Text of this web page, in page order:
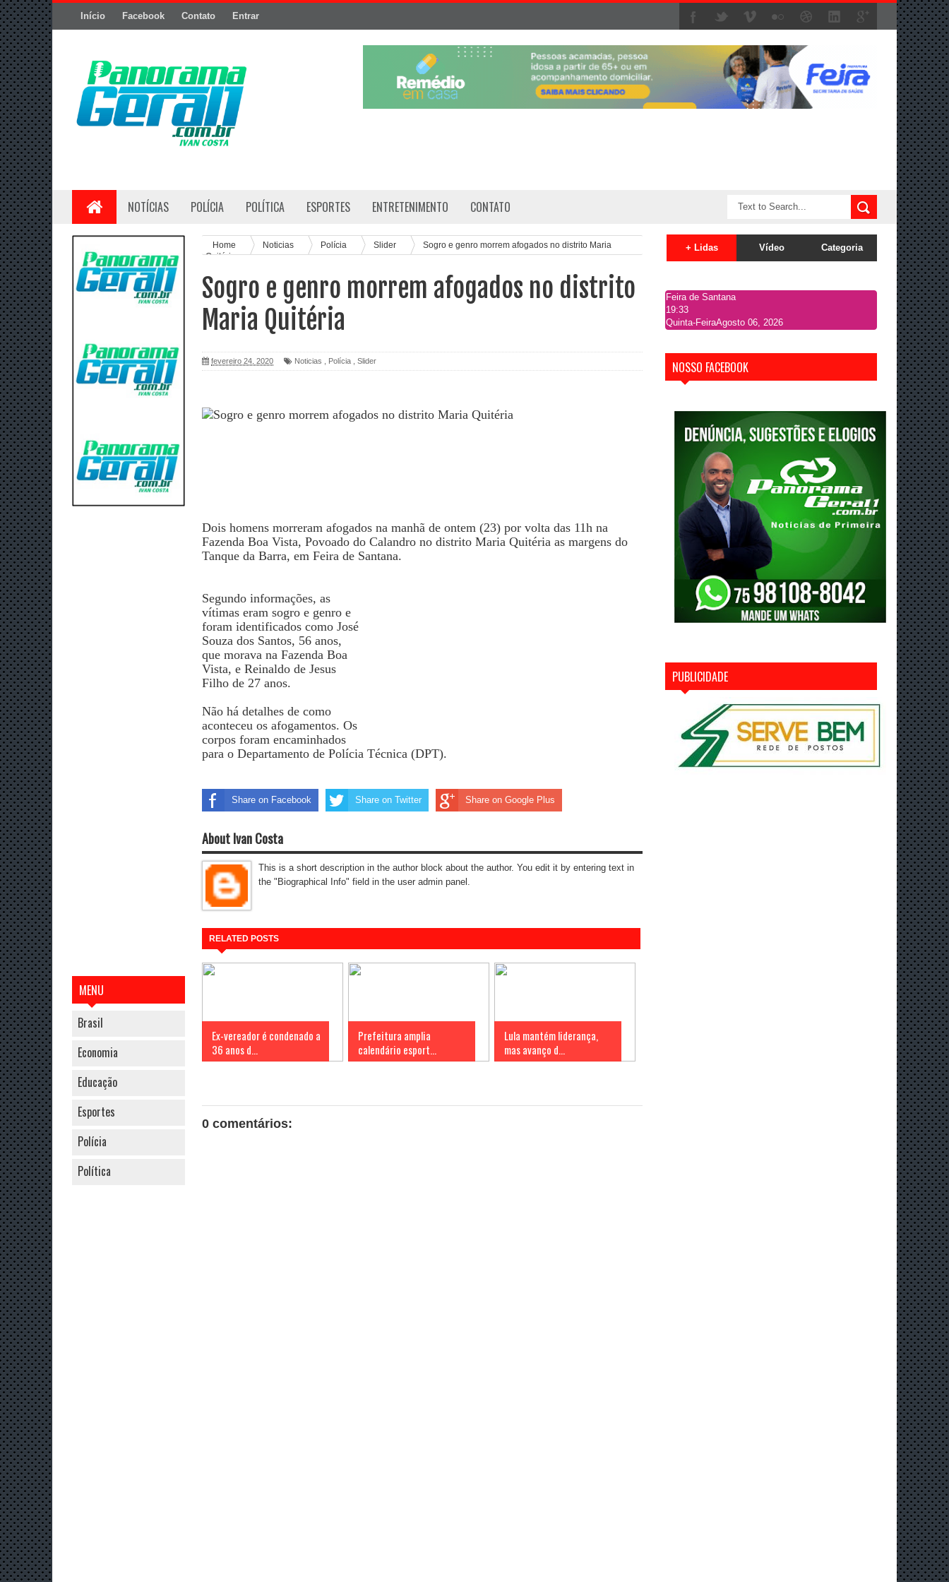
Início Facebook Contato Entrar
NOTÍCIAS POLÍCIA POLÍTICA ESPORTES ENTRETENIMENTO CONTATO
MENU
Brasil
Economia
Educação
Esportes
Polícia
Política
Home Noticias Polícia Slider
Sogro e genro morrem afogados no distrito Maria
Quitéria
Sogro e genro morrem afogados no distrito
Maria Quitéria
fevereiro 24, 2020 Noticias Polícia Slider
Dois homens morreram afogados na manhã de ontem (23) por volta das 11h na
Fazenda Boa Vista, Povoado do Calandro no distrito Maria Quitéria as margens do
Tanque da Barra, em Feira de Santana.
Segundo informações, as
vítimas eram sogro e genro e
foram identificados como José
Souza dos Santos, 56 anos,
que morava na Fazenda Boa
Vista, e Reinaldo de Jesus
Filho de 27 anos.
Não há detalhes de como
aconteceu os afogamentos. Os
corpos foram encaminhados
para o Departamento de Polícia Técnica (DPT).
Share on Facebook Share on Twitter Share on Google Plus
About Ivan Costa
This is a short description in the author block about the author. You edit it by entering text in
the "Biographical Info" field in the user admin panel.
RELATED POSTS
Ex-vereador é condenado a
36 anos d...
Prefeitura amplia
calendário esport...
Lula mantém liderança,
mas avanço d...
0 comentários:
+ Lidas Vídeo Categoria
Feira de Santana
19:33
Quinta-FeiraAgosto 06, 2026
NOSSO FACEBOOK
PUBLICIDADE